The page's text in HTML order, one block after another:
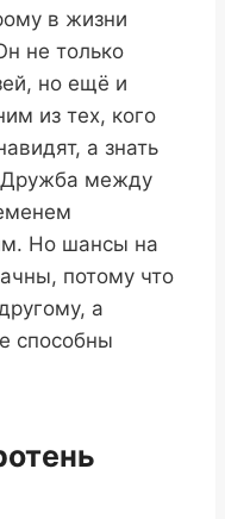
в жизни
не только
но ещё и
из тех, кого
а знать
Дружба между
Но шансы на
потому что
а
способны